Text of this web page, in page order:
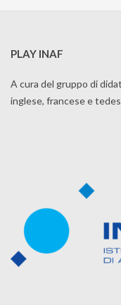
PLAY INAF
A cura del gruppo di
inglese, francese e